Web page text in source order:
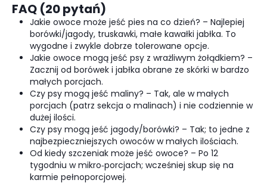
FAQ (20 pytań)
Jakie owoce może jeść pies na co dzień? – Najlepiej
borówki/jagody, truskawki, małe kawałki jabłka. To
wygodne i zwykle dobrze tolerowane opcje.
Jakie owoce mogą jeść psy z wrażliwym żołądkiem? –
Zacznij od borówek i jabłka obrane ze skórki w bardzo
małych porcjach.
Czy psy mogą jeść maliny? – Tak, ale w małych
porcjach (patrz sekcja o malinach) i nie codziennie w
dużej ilości.
Czy psy mogą jeść jagody/borówki? – Tak; to jedne z
najbezpieczniejszych owoców w małych ilościach.
Od kiedy szczeniak może jeść owoce? – Po 12
tygodniu w mikro‑porcjach; wcześniej skup się na
karmie pełnoporcjowej.